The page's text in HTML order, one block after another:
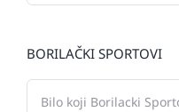
BORILAČKI SPORTOVI